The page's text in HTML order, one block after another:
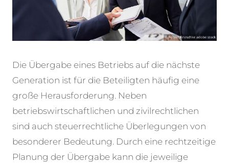
Die Übergabe eines Betriebs auf die nächste
Generation ist für die Beteiligten häufig eine
große Herausforderung. Neben
betriebswirtschaftlichen und zivilrechtlichen
sind auch steuerrechtliche Überlegungen von
besonderer Bedeutung. Durch eine rechtzeitige
Planung der Übergabe kann die jeweilige